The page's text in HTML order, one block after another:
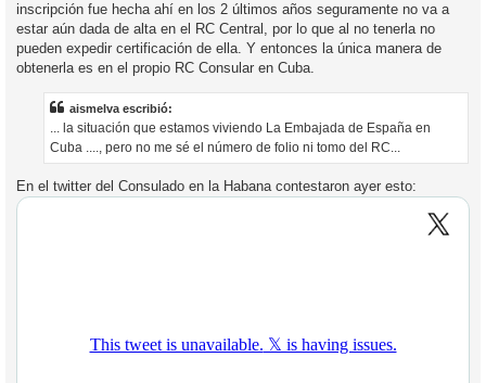
inscripción fue hecha ahí en los 2 últimos años seguramente no va a
estar aún dada de alta en el RC Central, por lo que al no tenerla no
pueden expedir certificación de ella. Y entonces la única manera de
obtenerla es en el propio RC Consular en Cuba.
aismelva escribió:
... la situación que estamos viviendo La Embajada de España en
Cuba ...., pero no me sé el número de folio ni tomo del RC...
En el twitter del Consulado en la Habana contestaron ayer esto: